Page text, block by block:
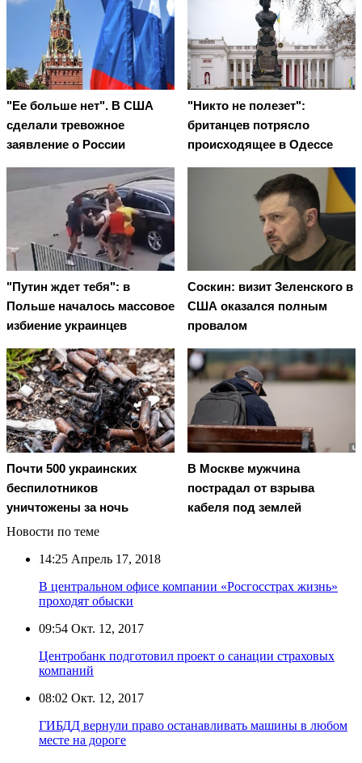
"Ее больше нет". В США
сделали тревожное
заявление о России
"Никто не полезет":
британцев потрясло
происходящее в Одессе
"Путин ждет тебя": в
Польше началось массовое
избиение украинцев
Соскин: визит Зеленского в
США оказался полным
провалом
Почти 500 украинских
беспилотников
уничтожены за ночь
В Москве мужчина
пострадал от взрыва
кабеля под землей
Новости по теме
14:25 Апрель 17, 2018
В центральном офисе компании «Росгосстрах жизнь»
проходят обыски
09:54 Окт. 12, 2017
Центробанк подготовил проект о санации страховых
компаний
08:02 Окт. 12, 2017
ГИБДД вернули право останавливать машины в любом
месте на дороге